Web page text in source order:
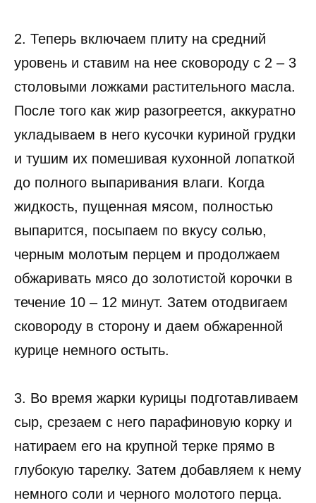
2. Теперь включаем плиту на средний
уровень и ставим на нее сковороду с 2 – 3
столовыми ложками растительного масла.
После того как жир разогреется, аккуратно
укладываем в него кусочки куриной грудки
и тушим их помешивая кухонной лопаткой
до полного выпаривания влаги. Когда
жидкость, пущенная мясом, полностью
выпарится, посыпаем по вкусу солью,
черным молотым перцем и продолжаем
обжаривать мясо до золотистой корочки в
течение 10 – 12 минут. Затем отодвигаем
сковороду в сторону и даем обжаренной
курице немного остыть.
3. Во время жарки курицы подготавливаем
сыр, срезаем с него парафиновую корку и
натираем его на крупной терке прямо в
глубокую тарелку. Затем добавляем к нему
немного соли и черного молотого перца.